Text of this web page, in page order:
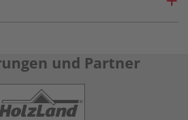
und Partner